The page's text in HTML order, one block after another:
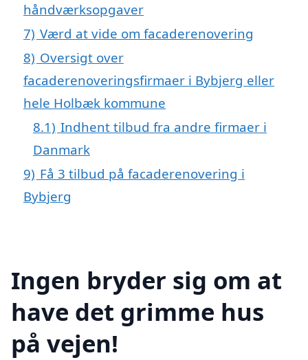
håndværksopgaver
7) Værd at vide om facaderenovering
8) Oversigt over
facaderenoveringsfirmaer i Bybjerg eller
hele Holbæk kommune
8.1) Indhent tilbud fra andre firmaer i
Danmark
9) Få 3 tilbud på facaderenovering i
Bybjerg
Ingen bryder sig om at
have det grimme hus
på vejen!